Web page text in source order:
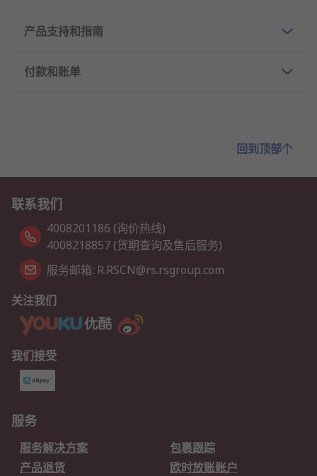
产品支持和指南
付款和账单
回到顶部
联系我们
4008201186 (询价热线)
4008218857 (货期查询及售后服务)
服务邮箱: R.RSCN@rs.rsgroup.com
关注我们
我们接受
服务
服务解决方案
包裹跟踪
产品退货
欧时放账账户